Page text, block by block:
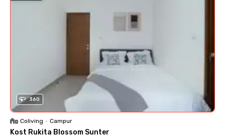
360
Coliving • Campur
Kost Rukita Blossom Sunter